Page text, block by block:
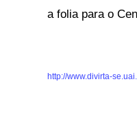
a folia para o
http://www.divirta-